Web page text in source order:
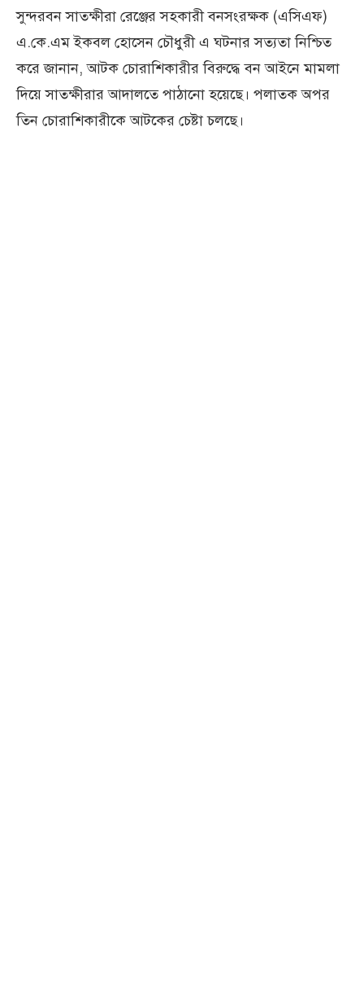
সুন্দরবন সাতক্ষীরা রেঞ্জের সহকারী বনসংরক্ষক (এসিএফ)
এ.কে.এম ইকবল হোসেন চৌধুরী এ ঘটনার সত্যতা নিশ্চিত
করে জানান, আটক চোরাশিকারীর বিরুদ্ধে বন আইনে মামলা
দিয়ে সাতক্ষীরার আদালতে পাঠানো হয়েছে। পলাতক অপর
তিন চোরাশিকারীকে আটকের চেষ্টা চলছে।